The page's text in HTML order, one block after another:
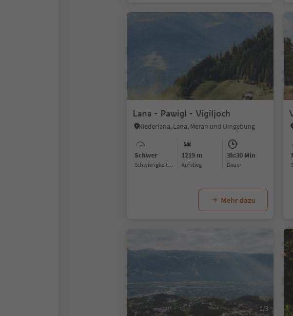
Lana - Pawigl - Vigiljoch
Niederlana, Lana, Meran und Umgebung
Schwer
Schwierigkeitsgrad
1219 m
Aufstieg
3h:30 Min
Dauer
Mehr dazu
1/3